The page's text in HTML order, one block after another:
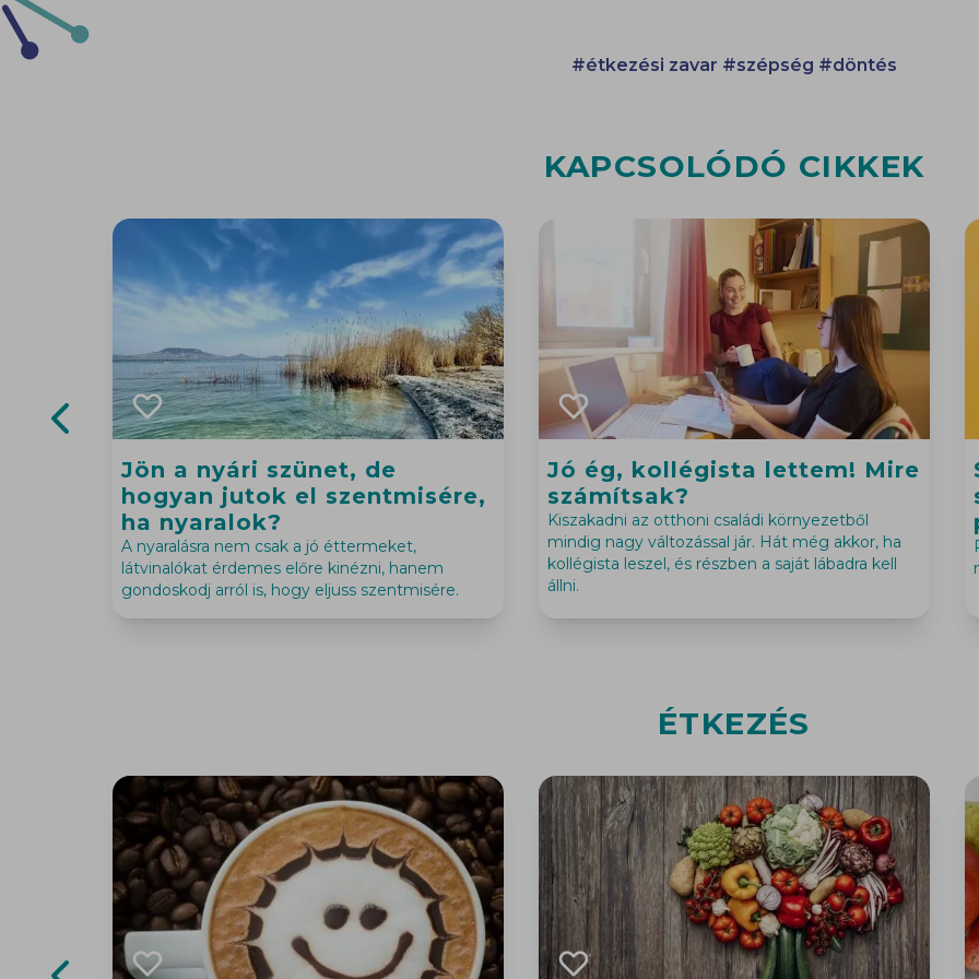
#étkezési zavar #szépség #döntés
KAPCSOLÓDÓ CIKKEK
Jön a nyári szünet, de
hogyan jutok el szentmisére,
ha nyaralok?
A nyaralásra nem csak a jó éttermeket,
látvinalókat érdemes előre kinézni, hanem
gondoskodj arról is, hogy eljuss szentmisére.
Jó ég, kollégista lettem! Mire
számítsak?
Kiszakadni az otthoni családi környezetből
mindig nagy változással jár. Hát még akkor, ha
kollégista leszel, és részben a saját lábadra kell
állni.
Previous slide
ÉTKEZÉS